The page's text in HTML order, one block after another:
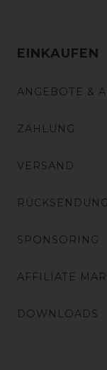
EINKAUFEN
ANGEBOTE &
ZAHLUNG
VERSAND
RÜCKSENDUNG
SPONSORING
AFFILIATE
DOWNLOADS